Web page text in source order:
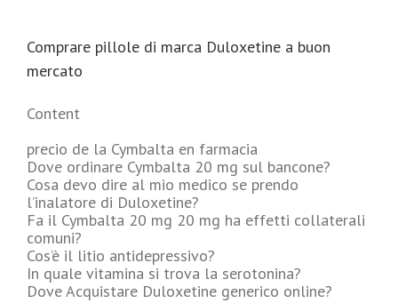
Comprare pillole di marca Duloxetine a buon
mercato
Content
precio de la Cymbalta en farmacia
Dove ordinare Cymbalta 20 mg sul bancone?
Cosa devo dire al mio medico se prendo
l’inalatore di Duloxetine?
Fa il Cymbalta 20 mg 20 mg ha effetti collaterali
comuni?
Cos’è il litio antidepressivo?
In quale vitamina si trova la serotonina?
Dove Acquistare Duloxetine generico online?